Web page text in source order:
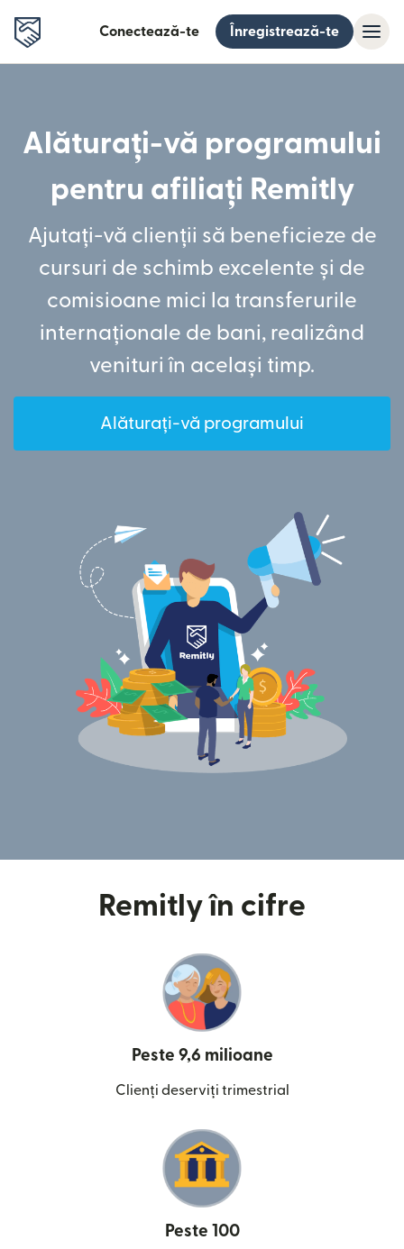
Conectează-te Înregistrează-te
Alăturați-vă programului
pentru afiliați Remitly
Ajutați-vă clienții să beneficieze de
cursuri de schimb excelente și de
comisioane mici la transferurile
internaționale de bani, realizând
venituri în același timp.
Alăturați-vă programului
Remitly în cifre
Peste 9,6 milioane
Clienți deserviți trimestrial
Peste 100